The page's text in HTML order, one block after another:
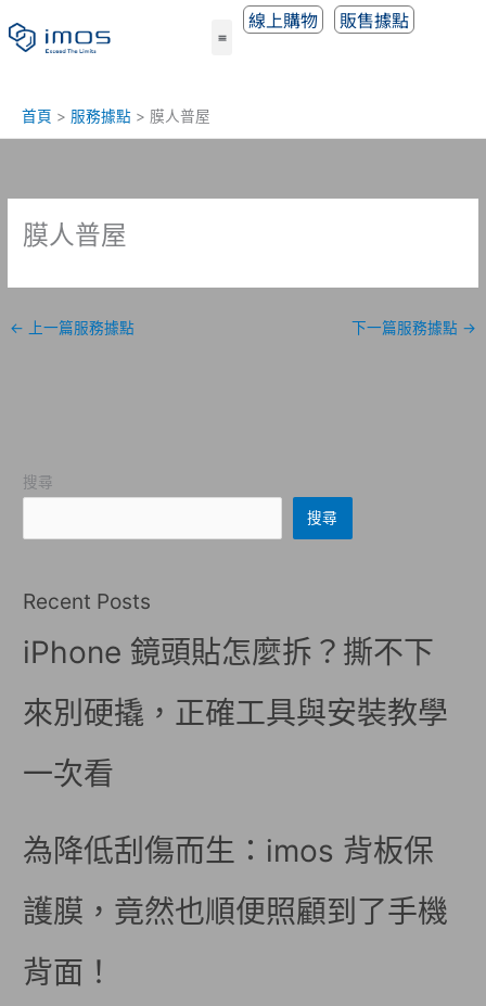
至
線上購物 販售據點
首頁 服務據點 膜人普屋
膜人普屋
← 上一篇服務據點 下一篇服務據點 →
搜尋
搜尋
Recent Posts
iPhone 鏡頭貼怎麼拆？撕不下
來別硬撬，正確工具與安裝教學
一次看
為降低刮傷而生：imos 背板保
護膜，竟然也順便照顧到了手機
背面！